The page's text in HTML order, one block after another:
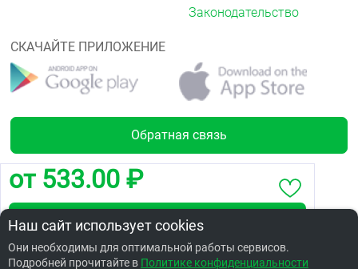
от 533.00 ₽
Забронировать по адресу Завертяева,23/4
Заказать в интернет аптеке по цене: 1099.02 ₽
Законодательство
СКАЧАЙТЕ ПРИЛОЖЕНИЕ
Обратная связь
Лицензии
Наш сайт использует cookies
Они необходимы для оптимальной работы сервисов.
Подробней прочитайте в Политике конфиденциальности